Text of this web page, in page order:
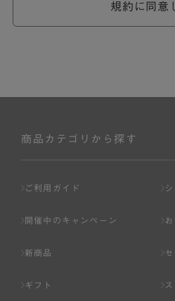
めが優先されるものとします。
ません。
ページへの入力、または弊社が
基づき判断した場合は、弊社は
規約に同意
商品カテゴリから探す
ご利用ガイド
開催中のキャンペーン
新商品
ギフト